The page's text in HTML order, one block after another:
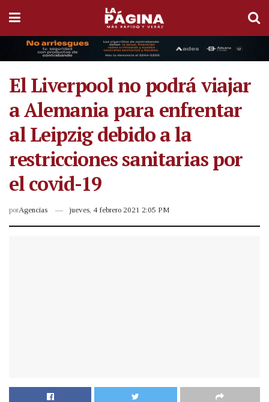
El Liverpool no podrá viajar
a Alemania para enfrentar
al Leipzig debido a la
restricciones sanitarias por
el covid-19
porAgencias jueves, 4 febrero 2021 2:05 PM